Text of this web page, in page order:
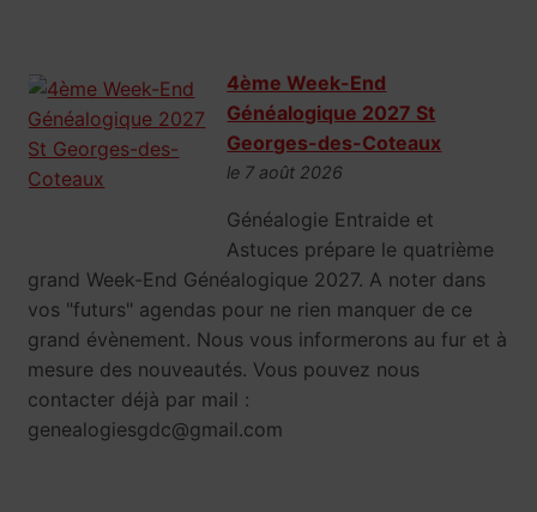
4ème Week-End
Généalogique 2027 St
Georges-des-Coteaux
le 7 août 2026
Généalogie Entraide et
Astuces prépare le quatrième
grand Week-End Généalogique 2027. A noter dans
vos "futurs" agendas pour ne rien manquer de ce
grand évènement. Nous vous informerons au fur et à
mesure des nouveautés. Vous pouvez nous
contacter déjà par mail :
genealogiesgdc@gmail.com